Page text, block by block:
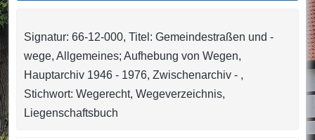
Signatur: 66-12-000, Titel: Gemeindestraßen und -
wege, Allgemeines; Aufhebung von Wegen,
Hauptarchiv 1946 - 1976, Zwischenarchiv - ,
Stichwort: Wegerecht, Wegeverzeichnis,
Liegenschaftsbuch